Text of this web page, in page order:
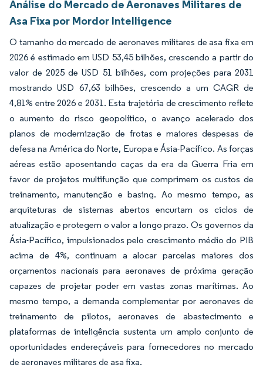
Análise do Mercado de Aeronaves Militares de
Asa Fixa por Mordor Intelligence
O tamanho do mercado de aeronaves militares de asa fixa em
2026 é estimado em USD 53,45 bilhões, crescendo a partir do
valor de 2025 de USD 51 bilhões, com projeções para 2031
mostrando USD 67,63 bilhões, crescendo a um CAGR de
4,81% entre 2026 e 2031. Esta trajetória de crescimento reflete
o aumento do risco geopolítico, o avanço acelerado dos
planos de modernização de frotas e maiores despesas de
defesa na América do Norte, Europa e Ásia-Pacífico. As forças
aéreas estão aposentando caças da era da Guerra Fria em
favor de projetos multifunção que comprimem os custos de
treinamento, manutenção e basing. Ao mesmo tempo, as
arquiteturas de sistemas abertos encurtam os ciclos de
atualização e protegem o valor a longo prazo. Os governos da
Ásia-Pacífico, impulsionados pelo crescimento médio do PIB
acima de 4%, continuam a alocar parcelas maiores dos
orçamentos nacionais para aeronaves de próxima geração
capazes de projetar poder em vastas zonas marítimas. Ao
mesmo tempo, a demanda complementar por aeronaves de
treinamento de pilotos, aeronaves de abastecimento e
plataformas de inteligência sustenta um amplo conjunto de
oportunidades endereçáveis para fornecedores no mercado
de aeronaves militares de asa fixa.